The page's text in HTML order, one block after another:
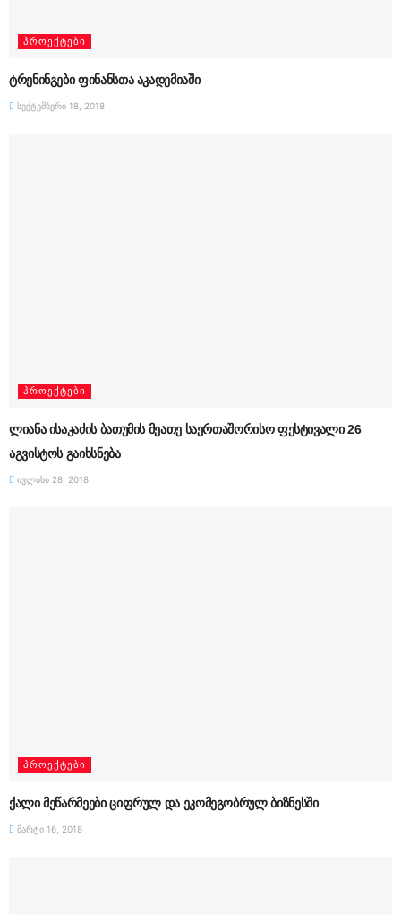
ᲞᲠᲝᲔᲥᲢᲔᲑᲘ
ტრენინგები ფინანსთა აკადემიაში
სექტემბერი 18, 2018
ᲞᲠᲝᲔᲥᲢᲔᲑᲘ
ლიანა ისაკაძის ბათუმის მეათე საერთაშორისო ფესტივალი 26
აგვისტოს გაიხსნება
ივლისი 28, 2018
ᲞᲠᲝᲔᲥᲢᲔᲑᲘ
ქალი მეწარმეები ციფრულ და ეკომეგობრულ ბიზნესში
მარტი 16, 2018